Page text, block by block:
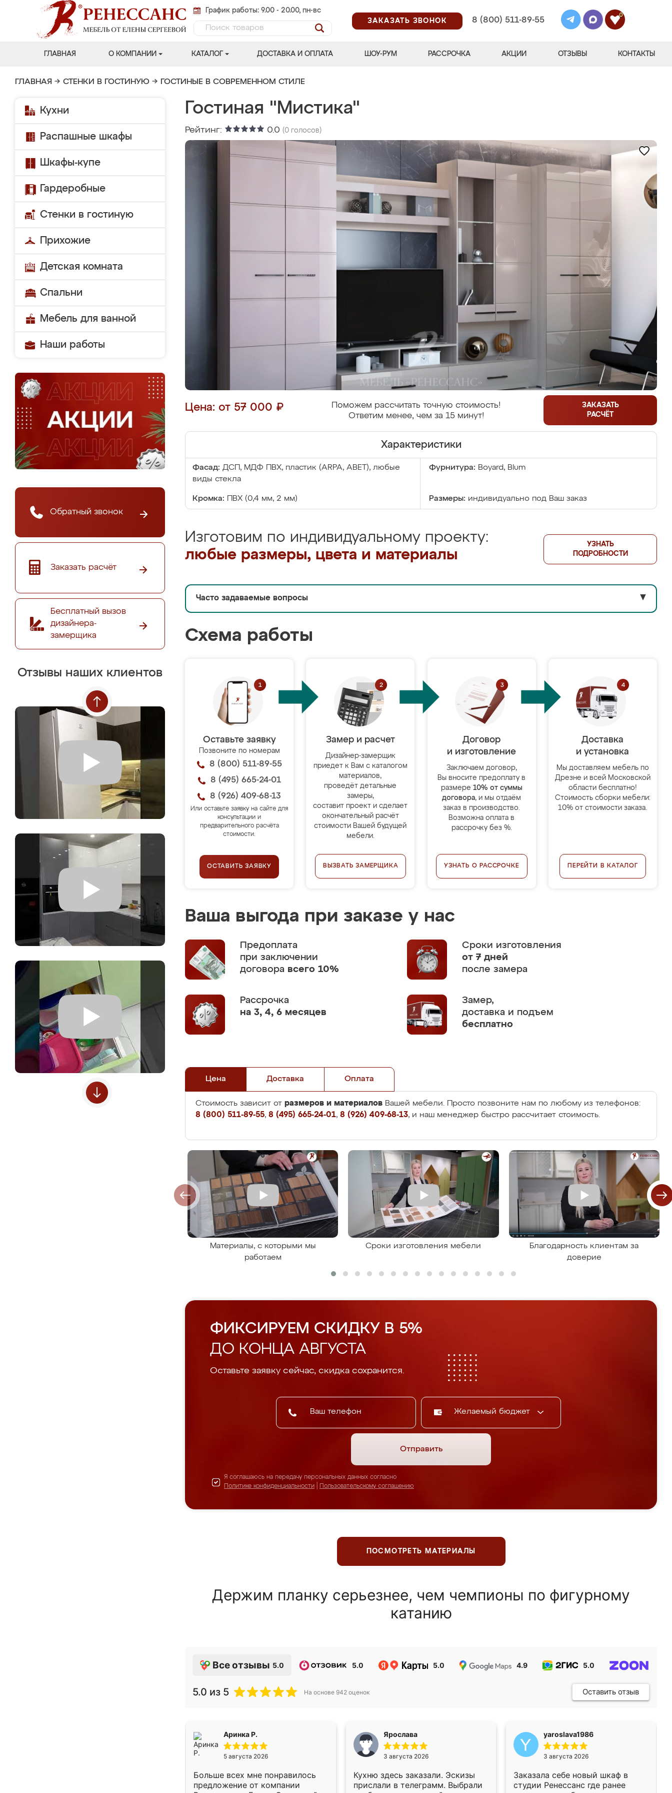
График работы: 9.00 - 20.00, пн-вс
ЗАКАЗАТЬ ЗВОНОК
8 (800) 511-89-55
0
ГЛАВНАЯ О КОМПАНИИ КАТАЛОГ ДОСТАВКА И ОПЛАТА ШОУ-РУМ РАССРОЧКА АКЦИИ ОТЗЫВЫ КОНТАКТЫ
ГЛАВНАЯ → СТЕНКИ В ГОСТИНУЮ → ГОСТИНЫЕ В СОВРЕМЕННОМ СТИЛЕ
Кухни
Распашные шкафы
Шкафы-купе
Гардеробные
Стенки в гостиную
Прихожие
Детская комната
Спальни
Мебель для ванной
Наши работы
Обратный звонок
Заказать расчёт
Бесплатный вызов
дизайнера-
замерщика
Отзывы наших клиентов
Гостиная "Мистика"
Рейтинг: 0.0 (0 голосов)
Цена: от 57 000 ₽
Поможем рассчитать точную стоимость!
Ответим менее, чем за 15 минут!
ЗАКАЗАТЬ
РАСЧЁТ
Характеристики
Фасад: ДСП, МДФ ПВХ, пластик (ARPA, ABET), любые
виды стекла
Фурнитура: Boyard, Blum
Кромка: ПВХ (0,4 мм, 2 мм) Размеры: индивидуально под Ваш заказ
Изготовим по индивидуальному проекту:
любые размеры, цвета и материалы
УЗНАТЬ
ПОДРОБНОСТИ
Часто задаваемые вопросы ▼
Схема работы
Оставьте заявку
Позвоните по номерам
8 (800) 511-89-55
8 (495) 665-24-01
8 (926) 409-68-13
Или оставьте заявку на сайте для
консультации и
предварительного расчёта
стоимости.
ОСТАВИТЬ ЗАЯВКУ
Замер и расчет
Дизайнер-замерщик
приедет к Вам с каталогом
материалов,
проведёт детальные
замеры,
составит проект и сделает
окончательный расчёт
стоимости Вашей будущей
мебели.
ВЫЗВАТЬ ЗАМЕРЩИКА
Договор
и изготовление
Заключаем договор,
Вы вносите предоплату в
размере 10% от суммы
договора, и мы отдаём
заказ в производство.
Возможна оплата в
рассрочку без %.
УЗНАТЬ О РАССРОЧКЕ
Доставка
и установка
Мы доставляем мебель по
Дрезне и всей Московской
области бесплатно!
Стоимость сборки мебели:
10% от стоимости заказа.
ПЕРЕЙТИ В КАТАЛОГ
Ваша выгода при заказе у нас
Предоплата
при заключении
договора всего 10%
Сроки изготовления
от 7 дней
после замера
Рассрочка
на 3, 4, 6 месяцев
Замер,
доставка и подъем
бесплатно
Цена Доставка Оплата
Стоимость зависит от размеров и материалов Вашей мебели. Просто позвоните нам по любому из телефонов:
8 (800) 511-89-55, 8 (495) 665-24-01, 8 (926) 409-68-13, и наш менеджер быстро рассчитает стоимость.
Материалы, с которыми мы
работаем
Сроки изготовления мебели
Благодарность клиентам за
доверие
ФИКСИРУЕМ СКИДКУ В 5%
ДО КОНЦА АВГУСТА
Оставьте заявку сейчас, скидка сохранится.
Желаемый бюджет
Отправить
Я соглашаюсь на передачу персональных данных согласно
Политике конфиденциальности
Пользовательскому соглашению
ПОСМОТРЕТЬ МАТЕРИАЛЫ
Держим планку серьезнее, чем чемпионы по фигурному
катанию
Все отзывы 5.0 5.0 5.0 4.9 5.0
5.0 из 5 На основе 942 оценок Оставить отзыв
Аринка Р.
5 августа 2026
Больше всех мне понравилось
предложение от компании
Ярослава
3 августа 2026
Кухню здесь заказали. Эскизы
прислали в телеграмм. Выбрали
yaroslava1986
3 августа 2026
Заказала себе новый шкаф в
студии Ренессанс где ранее